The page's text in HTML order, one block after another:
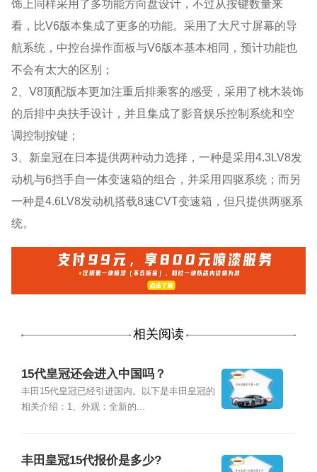
饰上同样采用了多功能方向盘设计，不过从按键数量来
看，比V6版本集成了更多的功能。采用了大尺寸屏幕的导
航系统，中控台操作面板与V6版本基本相同，预计功能也
不会有太大的区别；
2、V8顶配版本更加注重后排乘客的感受，采用了桃木装饰
的后排中央扶手设计，并且集成了影音娱乐控制系统和空
调控制按键；
3、新皇冠在日本提供两种动力选择，一种是采用4.3LV8发
动机与6挡手自一体变速箱的组合，并采用四驱系统；而另
一种是4.6LV8发动机搭载8速CVT变速箱，但只提供两驱系
统。
相关阅读
15代皇冠还会进入中国吗？
丰田15代皇冠已经引进国内。以下是丰田皇冠的
相关介绍：1、外观：全新的...
丰田皇冠15代报价是多少?